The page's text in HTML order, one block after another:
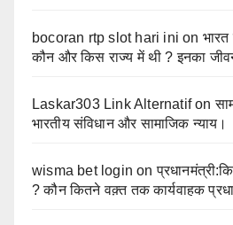
bocoran rtp slot hari ini on भारत
कौन और किस राज्य में थी ? इनका
Laskar303 Link Alternatifon
भारतीय संविधान और सामाजिक न्याय।
wisma bet login on
? कौन कितने वक़्त तक कार्यवाहक